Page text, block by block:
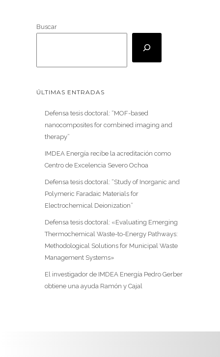
Buscar
ÚLTIMAS ENTRADAS
Defensa tesis doctoral: “MOF-based
nanocomposites for combined imaging and
therapy”
IMDEA Energía recibe la acreditación como
Centro de Excelencia Severo Ochoa
Defensa tesis doctoral: “Study of Inorganic and
Polymeric Faradaic Materials for
Electrochemical Deionization”
Defensa tesis doctoral: «Evaluating Emerging
Thermochemical Waste-to-Energy Pathways:
Methodological Solutions for Municipal Waste
Management Systems»
El investigador de IMDEA Energía Pedro Gerber
obtiene una ayuda Ramón y Cajal